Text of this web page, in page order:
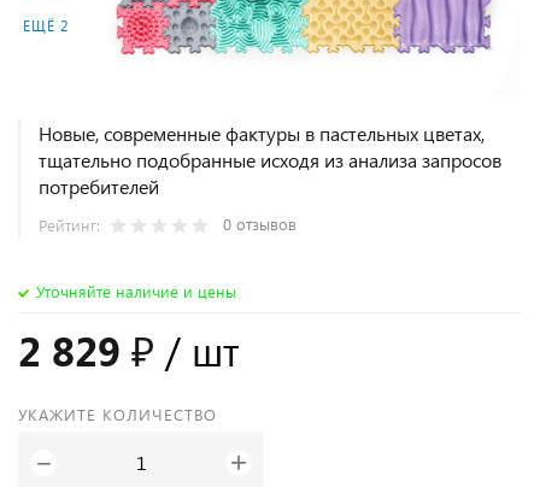
ЕЩЁ 2
Новые, современные фактуры в пастельных цветах,
тщательно подобранные исходя из анализа запросов
потребителей
Рейтинг: 0 отзывов
Уточняйте наличие и цены
2 829 ₽ / шт
УКАЖИТЕ КОЛИЧЕСТВО
− +